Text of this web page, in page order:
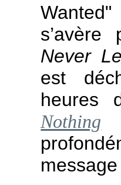
s’avère
Never
est
heures
Nothing